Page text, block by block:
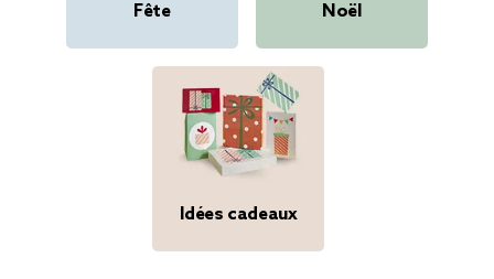
Fête Noël
Idées cadeaux